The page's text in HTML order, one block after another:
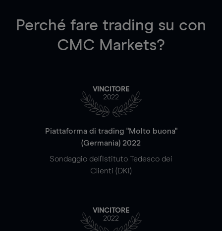
Perché fare trading su con
CMC Markets?
VINCITORE
2022
Piattaforma di trading "Molto buona"
(Germania) 2022
Sondaggio dell'Istituto Tedesco dei
Clienti (DKI)
VINCITORE
2022